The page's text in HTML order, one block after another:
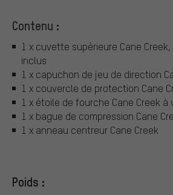
Contenu :
1 x cuvette supérieure Cane
inclus
1 x capuchon de jeu de direction
1 x couvercle de protection Cane
1 x étoile de fourche Cane Creek à
1 x bague de compression Cane
1 x anneau centreur Cane Creek
Poids :